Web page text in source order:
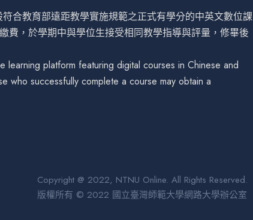
合教育部遠距教學實施規範之正式有學分的中英文數位課
費，於學期中與學位生接受相同教學指導與評量，修畢後
learning platform featuring digital courses in Chinese and
who successfully complete a course may obtain a
Copyright @ 2022, NTNU Online. All Rights Reserved.
版權所有 © 2022 國立臺灣師範大學網路大學辦公室